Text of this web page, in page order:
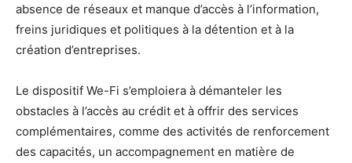
absence de réseaux et manque d’accès à l’information,
freins juridiques et politiques à la détention et à la
création d’entreprises.
Le dispositif We-Fi s’emploiera à démanteler les
obstacles à l’accès au crédit et à offrir des services
complémentaires, comme des activités de renforcement
des capacités, un accompagnement en matière de